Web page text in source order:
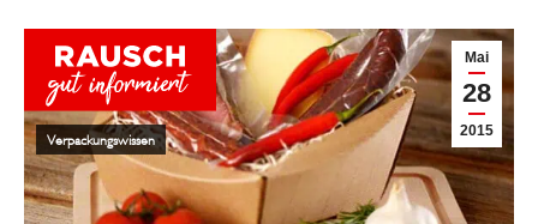
Mai
28
2015
Verpackungswissen